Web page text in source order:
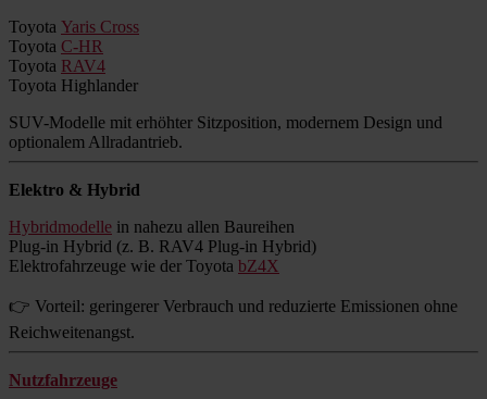
Toyota Yaris Cross
Toyota C-HR
Toyota RAV4
Toyota Highlander
SUV-Modelle mit erhöhter Sitzposition, modernem Design und
optionalem Allradantrieb.
Elektro & Hybrid
Hybridmodelle in nahezu allen Baureihen
Plug-in Hybrid (z. B. RAV4 Plug-in Hybrid)
Elektrofahrzeuge wie der Toyota bZ4X
👉 Vorteil: geringerer Verbrauch und reduzierte Emissionen ohne
Reichweitenangst.
Nutzfahrzeuge